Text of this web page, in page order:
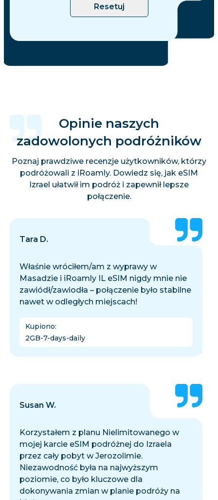
Resetuj
Opinie naszych
zadowolonych podróżników
Poznaj prawdziwe recenzje użytkowników, którzy
podróżowali z iRoamly. Dowiedz się, jak eSIM
Izrael ułatwił im podróż i zapewnił lepsze
połączenie.
Tara D.
Właśnie wróciłem/am z wyprawy w
Masadzie i iRoamly IL eSIM nigdy mnie nie
zawiódł/zawiodła – połączenie było stabilne
nawet w odległych miejscach!
Kupiono:
2GB-7-days-daily
Susan W.
Korzystałem z planu Nielimitowanego w
mojej karcie eSIM podróżnej do Izraela
przez cały pobyt w Jerozolimie.
Niezawodność była na najwyższym
poziomie, co było kluczowe dla
dokonywania zmian w planie podróży na